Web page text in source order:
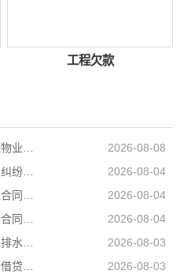
工程欠款
长沙要债公司成功调解一起特殊物业纠纷
2026-08-08
长沙讨债公司成功调解一起邻里纠纷，调解当日全部履行到位
2026-08-04
长沙讨账公司成功调解一起承揽合同纠纷案件，以柔性司法方式妥善化解民营企业之间矛盾
2026-08-04
长沙追账公司成功化解一起买卖合同纠纷，双方当事人对案件处理结果均表示认可和满意
2026-08-04
长沙讨债公司成功调处一起雨水排水引发的邻里相邻权纠纷
2026-08-03
长沙追债公司成功调处一起民间借贷纠纷，高效化解当事人矛盾，上门化解小额民间借贷纠纷
2026-08-03